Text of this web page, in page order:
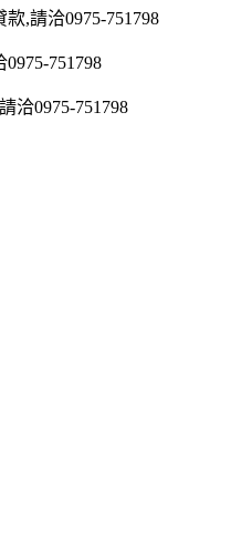
,請洽0975-751798
751798
洽0975-751798